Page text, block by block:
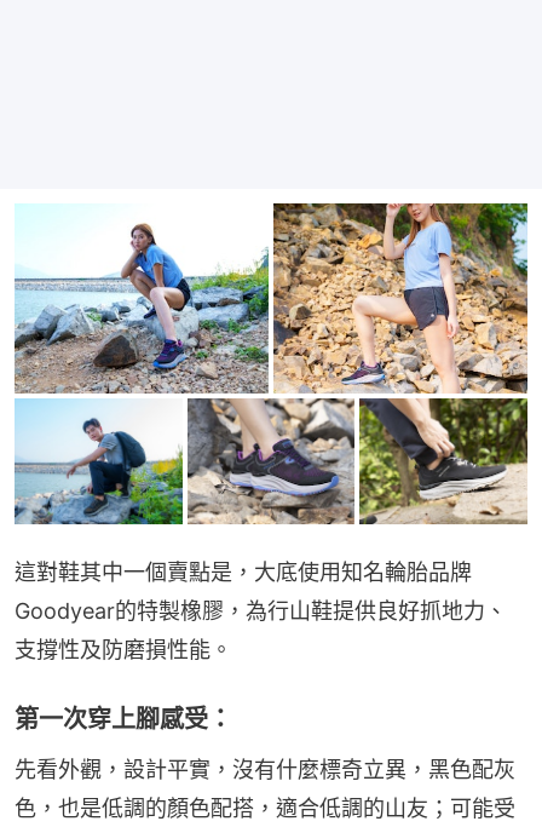
這對鞋其中一個賣點是，大底使用知名輪胎品牌
Goodyear的特製橡膠，為行山鞋提供良好抓地力、
支撐性及防磨損性能。
第一次穿上腳感受：
先看外觀，設計平實，沒有什麼標奇立異，黑色配灰
色，也是低調的顏色配搭，適合低調的山友；可能受